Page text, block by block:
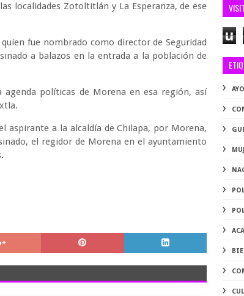
localidades Zotoltitlán y La Esperanza, de ese
fue nombrado como director de Seguridad
a balazos en la entrada a la población de
políticas de Morena en esa región, así
aspirante a la alcaldía de Chilapa, por Morena,
el regidor de Morena en el ayuntamiento
u